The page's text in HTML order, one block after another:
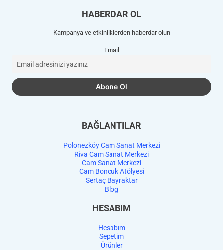
HABERDAR OL
Kampanya ve etkinliklerden haberdar olun
Email
BAĞLANTILAR
Polonezköy Cam Sanat Merkezi
Riva Cam Sanat Merkezi
Cam Sanat Merkezi
Cam Boncuk Atölyesi
Sertaç Bayraktar
Blog
HESABIM
Hesabım
Sepetim
Ürünler